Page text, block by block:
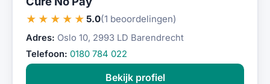
★★★★★ 5.0(1 beoordelingen)
Adres: Oslo 10, 2993 LD Barendrecht
Telefoon: 0180 784 022
Bekijk profiel